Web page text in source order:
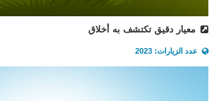
معيار دقيق تكتشف به أخلاق
عدد الزيارات: 2023